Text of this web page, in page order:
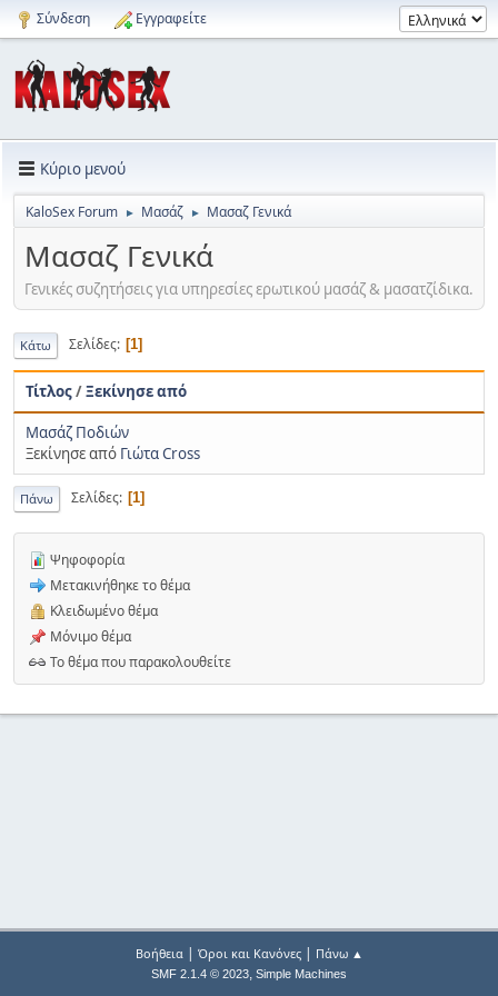
Σύνδεση Εγγραφείτε
Κύριο μενού
KaloSex Forum ► Μασάζ ► Μασαζ Γενικά
Μασαζ Γενικά
Γενικές συζητήσεις για υπηρεσίες ερωτικού μασάζ & μασατζίδικα.
Κάτω Σελίδες 1
Τίτλος/Ξεκίνησε από
Μασάζ Ποδιών
Ξεκίνησε από Γιώτα Cross
Πάνω Σελίδες 1
Ψηφοφορία
Μετακινήθηκε το θέμα
Κλειδωμένο θέμα
Μόνιμο θέμα
Το θέμα που παρακολουθείτε
Βοήθεια| Όροι και Κανόνες| Πάνω ▲
SMF 2.1.4 © 2023, Simple Machines